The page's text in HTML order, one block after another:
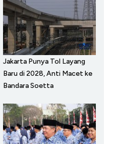
Jakarta Punya Tol Layang
Baru di 2028, Anti Macet ke
Bandara Soetta